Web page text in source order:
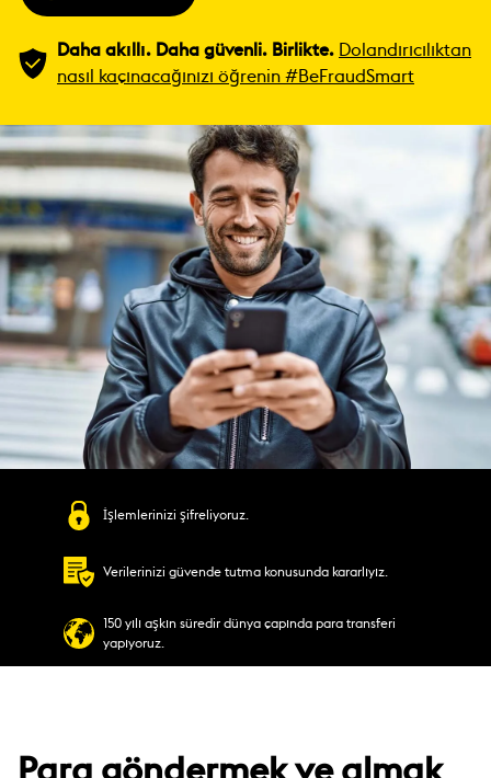
Daha akıllı. Daha güvenli. Birlikte.
Dolandırıcılıktan
nasıl kaçınacağınızı öğrenin #BeFraudSmart
İşlemlerinizi şifreliyoruz.
Verilerinizi güvende tutma konusunda kararlıyız.
150 yılı aşkın süredir dünya çapında para transferi
yapıyoruz.
Para göndermek ve almak